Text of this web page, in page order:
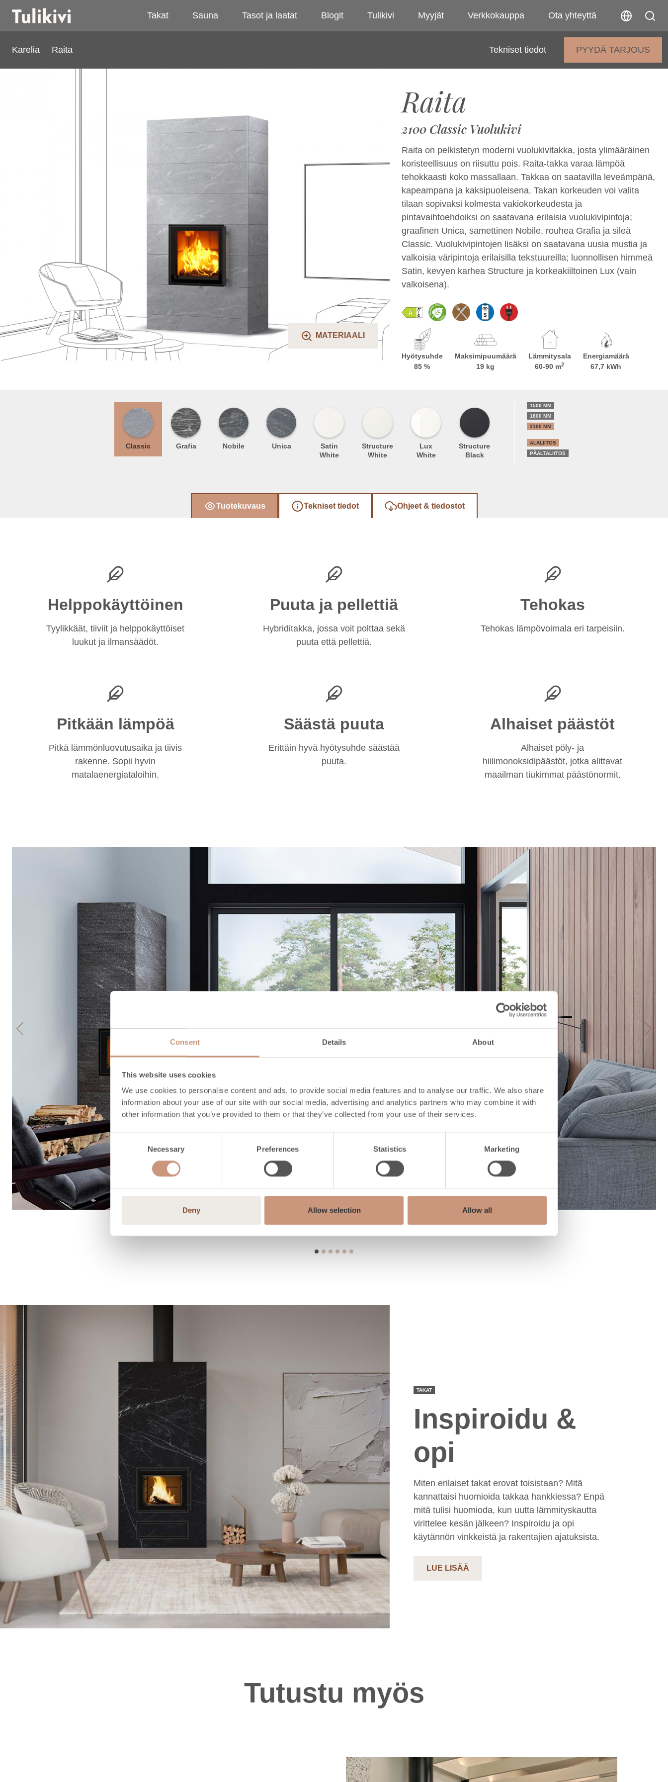
Consent Details About
This website uses cookies
We use cookies to personalise content and ads, to provide social media features and to analyse our traffic. We also share
information about your use of our site with our social media, advertising and analytics partners who may combine it with
other information that you’ve provided to them or that they’ve collected from your use of their services.
Consent
Necessary Preferences Statistics Marketing
Deny Allow selection Allow all
Takat Sauna Tasot ja laatat Blogit Tulikivi Myyjät Verkkokauppa Ota yhteyttä
Karelia Raita Tekniset tiedot PYYDÄ TARJOUS
MATERIAALI
Raita
2100 Classic Vuolukivi
Raita on pelkistetyn moderni vuolukivitakka, josta ylimääräinen
koristeellisuus on riisuttu pois. Raita-takka varaa lämpöä
tehokkaasti koko massallaan. Takkaa on saatavilla leveämpänä,
kapeampana ja kaksipuoleisena. Takan korkeuden voi valita
tilaan sopivaksi kolmesta vakiokorkeudesta ja
pintavaihtoehdoiksi on saatavana erilaisia vuolukivipintoja;
graafinen Unica, samettinen Nobile, rouhea Grafia ja sileä
Classic. Vuolukivipintojen lisäksi on saatavana uusia mustia ja
valkoisia väripintoja erilaisilla tekstuureilla; luonnollisen himmeä
Satin, kevyen karhea Structure ja korkeakiiltoinen Lux (vain
valkoisena).
Hyötysuhde
85 %
Maksimipuumäärä
19 kg
Lämmitysala
60-90 m2
Energiamäärä
67,7 kWh
Classic Grafia Nobile Unica
Satin
White
Structure
White
Lux
White
Structure
Black
1500 MM
1800 MM
2100 MM
ALALIITOS
PÄÄLTÄLIITOS
Tuotekuvaus Tekniset tiedot Ohjeet & tiedostot
Helppokäyttöinen
Tyylikkäät, tiiviit ja helppokäyttöiset
luukut ja ilmansäädöt.
Puuta ja pellettiä
Hybriditakka, jossa voit polttaa sekä
puuta että pellettiä.
Tehokas
Tehokas lämpövoimala eri tarpeisiin.
Pitkään lämpöä
Pitkä lämmönluovutusaika ja tiivis
rakenne. Sopii hyvin
matalaenergiataloihin.
Säästä puuta
Erittäin hyvä hyötysuhde säästää
puuta.
Alhaiset päästöt
Alhaiset pöly- ja
hiilimonoksidipäästöt, jotka alittavat
maailman tiukimmat päästönormit.
Previous Next
TAKAT
Inspiroidu &
opi
Miten erilaiset takat erovat toisistaan? Mitä
kannattaisi huomioida takkaa hankkiessa? Enpä
mitä tulisi huomioda, kun uutta lämmityskautta
virittelee kesän jälkeen? Inspiroidu ja opi
käytännön vinkkeistä ja rakentajien ajatuksista.
LUE LISÄÄ
Tutustu myös